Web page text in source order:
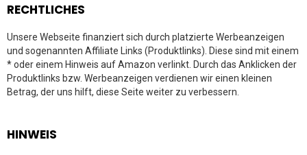
RECHTLICHES
Unsere Webseite finanziert sich durch platzierte Werbeanzeigen
und sogenannten Affiliate Links (Produktlinks). Diese sind mit einem
* oder einem Hinweis auf Amazon verlinkt. Durch das Anklicken der
Produktlinks bzw. Werbeanzeigen verdienen wir einen kleinen
Betrag, der uns hilft, diese Seite weiter zu verbessern.
HINWEIS